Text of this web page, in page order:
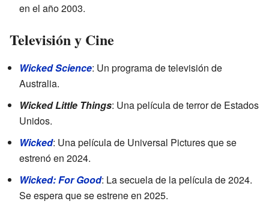
en el año 2003.
Televisión y Cine
Wicked Science: Un programa de televisión de
Australia.
Wicked Little Things: Una película de terror de Estados
Unidos.
Wicked: Una película de Universal Pictures que se
estrenó en 2024.
Wicked: For Good: La secuela de la película de 2024.
Se espera que se estrene en 2025.